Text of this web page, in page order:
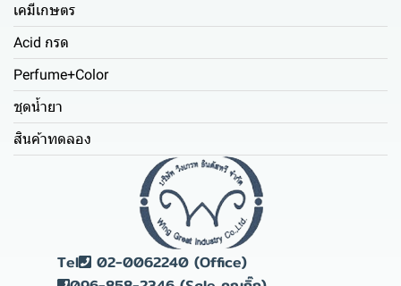
เคมีเกษตร
Acid กรด
Perfume+Color
ชุดน้ำยา
สินค้าทดลอง
Tel
02-0062240 (Office)